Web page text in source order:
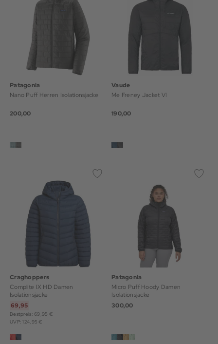
Patagonia
Nano Puff Herren Isolationsjacke
200,00
Vaude
Me Freney Jacket VI
190,00
Craghoppers
Complite IX HD Damen
Isolationsjacke
69,95
Bestpreis: 69,95 €
UVP: 124,95 €
Patagonia
Micro Puff Hoody Damen
Isolationsjacke
300,00